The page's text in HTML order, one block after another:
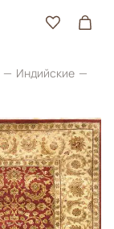
Индийские